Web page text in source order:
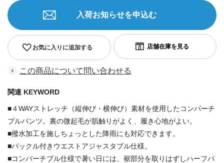
お気に入りに追加する
入荷お知らせを申込む
この商品について問い合わせる
関連 KEYWORD
■４WAYストレッチ（縦伸び・横伸び）素材を使用したコンバーチ
ブルパンツ。裏の微起毛が肌触りがよく、履き心地がよい。
■撥水加工を施しちょっとした降雨にも対応できます。
■バックル付きウエストアジャスタブル仕様。
■コンバーチブル仕様で暑い日には、裾部分を取りはずしハーフパ